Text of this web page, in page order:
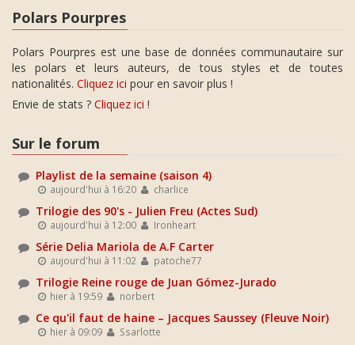
Polars Pourpres
Polars Pourpres est une base de données communautaire sur
les polars et leurs auteurs, de tous styles et de toutes
nationalités. Cliquez ici pour en savoir plus !
Envie de stats ? Cliquez ici !
Sur le forum
Playlist de la semaine (saison 4)
aujourd'hui à 16:20 charlice
Trilogie des 90's - Julien Freu (Actes Sud)
aujourd'hui à 12:00 Ironheart
Série Delia Mariola de A.F Carter
aujourd'hui à 11:02 patoche77
Trilogie Reine rouge de Juan Gómez-Jurado
hier à 19:59 norbert
Ce qu'il faut de haine – Jacques Saussey (Fleuve Noir)
hier à 09:09 Ssarlotte